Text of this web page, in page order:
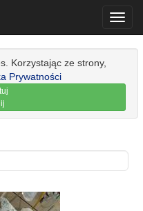
Korzystając ze strony,
Prywatności